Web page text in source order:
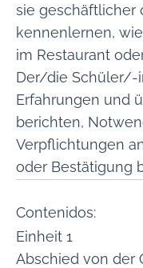
sie geschäftlicher
kennenlernen,
im Restaurant
Der/die Schüler/-
Erfahrungen und
berichten,
Verpflichtungen
oder Bestätigung
Contenidos:
Einheit 1
Abschied von der